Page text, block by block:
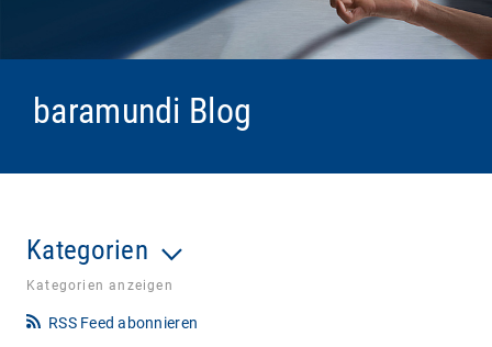
baramundi Blog
Kategorien
Kategorien anzeigen
RSS Feed abonnieren